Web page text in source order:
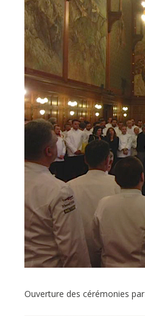
Ouverture des cérémonies par